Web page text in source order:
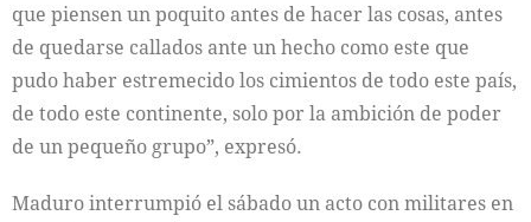
que piensen un poquito antes de hacer las cosas, antes
de quedarse callados ante un hecho como este que
pudo haber estremecido los cimientos de todo este país,
de todo este continente, solo por la ambición de poder
de un pequeño grupo”, expresó.
Maduro interrumpió el sábado un acto con militares en